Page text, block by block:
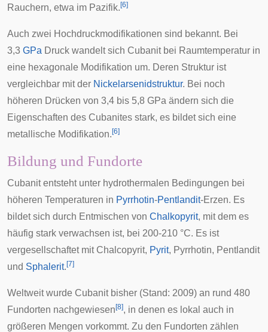
Rauchern, etwa im Pazifik. [6]
Auch zwei Hochdruckmodifikationen sind bekannt. Bei
3,3 GPa Druck wandelt sich Cubanit bei Raumtemperatur in
eine hexagonale Modifikation um. Deren Struktur ist
vergleichbar mit der Nickelarsenidstruktur. Bei noch
höheren Drücken von 3,4 bis 5,8 GPa ändern sich die
Eigenschaften des Cubanites stark, es bildet sich eine
metallische Modifikation. [6]
Bildung und Fundorte
Cubanit entsteht unter hydrothermalen Bedingungen bei
höheren Temperaturen in Pyrrhotin-Pentlandit-Erzen. Es
bildet sich durch Entmischen von Chalkopyrit, mit dem es
häufig stark verwachsen ist, bei 200-210 °C. Es ist
vergesellschaftetmit Chalcopyrit, Pyrit, Pyrrhotin, Pentlandit
und Sphalerit. [7]
Weltweit wurde Cubanit bisher (Stand: 2009) an rund 480
Fundorten nachgewiesen [8], in denen es lokal auch in
größeren Mengen vorkommt. Zu den Fundorten zählen